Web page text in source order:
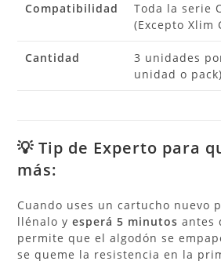
Compatibilidad
Toda la serie
(Excepto Xlim
Cantidad
3 unidades
unidad o pack)
💡 Tip de Experto para
más:
Cuando uses un cartucho nuevo
llénalo yesperá 5 minutos antes
permite que el algodón se
se queme la resistencia en la